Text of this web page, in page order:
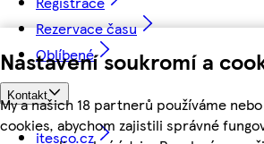
Nastavení soukromí a
My a našich 18 partnerů používáme
cookies, abychom zajistili správné
Rezervace času
Oblíbené
Kontakt
itesco.cz